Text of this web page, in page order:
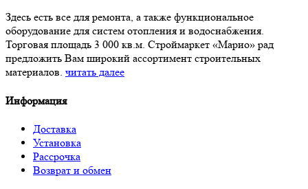
Здесь есть все для ремонта, а также функциональное
оборудование для систем отопления и водоснабжения.
Торговая площадь 3 000 кв.м. Строймаркет «Марио» рад
предложить Вам широкий ассортимент строительных
материалов. читать далее
Информация
Доставка
Установка
Рассрочка
Возврат и обмен